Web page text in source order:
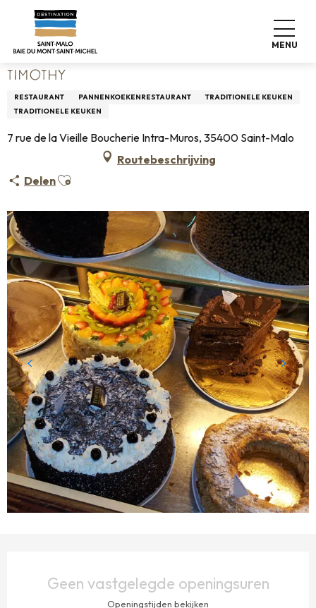
contenu
MENU
Home Wonen zoals thuis
Restaurants
Timothy
TIMOTHY
RESTAURANT PANNENKOEKENRESTAURANT
TRADITIONELE KEUKEN
TRADITIONELE KEUKEN
7 rue de la Vieille Boucherie Intra-Muros, 35400 Saint-Malo
Routebeschrijving
DelenAjouter aux favoris
Geen vastgelegde openingsuren
Openingstijden bekijken